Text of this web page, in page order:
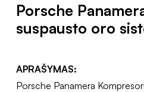
Porsche
suspausto oro
APRAŠYMAS:
Porsche Panamera